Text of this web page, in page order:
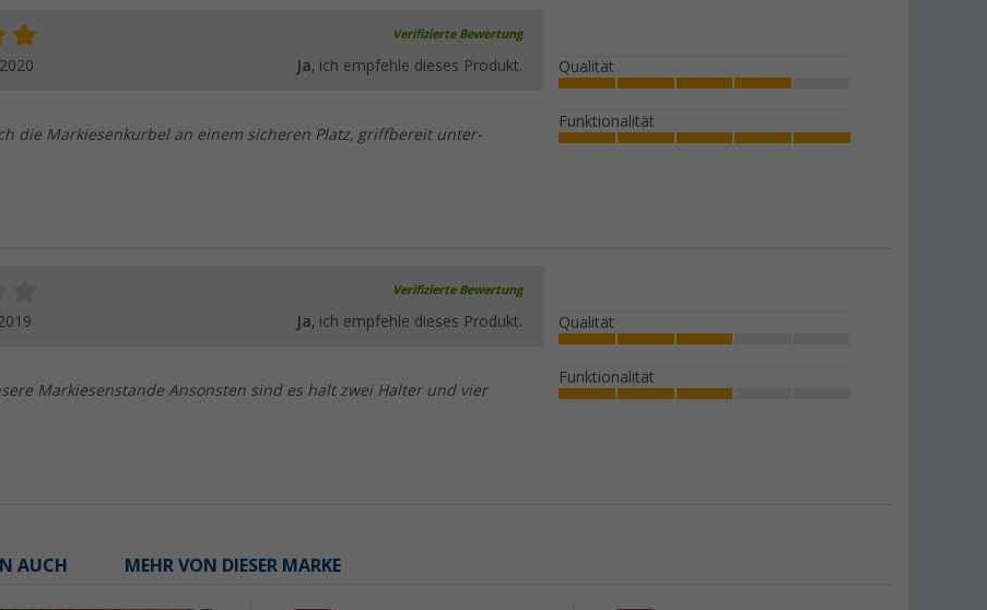
Verifizierte Bewertung
Ja, ich empfehle dieses Produkt.
die Markiesenkurbel an einem sicheren Platz, griffbereit unter-
Qualität
Funktionalität
Verifizierte Bewertung
Ja, ich empfehle dieses Produkt.
Markiesenstande Ansonsten sind es halt zwei Halter und vier
Qualität
Funktionalität
AUCH MEHR VON DIESER MARKE